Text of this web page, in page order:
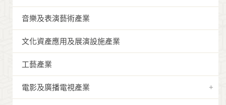
音樂及表演藝術產業
文化資產應用及展演設施產業
工藝產業
電影及廣播電視產業